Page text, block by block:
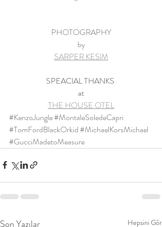
PHOTOGRAPHY
by
SARPER KESİM
SPEACIAL THANKS
at
THE HOUSE OTEL
#KenzoJungle#MontaleSoledeCapri
#TomFordBlackOrkid#MichaelKorsMichael
#GucciMadetoMeasure
Son Yazılar Hepsini Gör